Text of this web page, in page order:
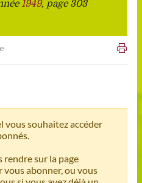
1949, page 303
vous souhaitez accéder
rendre sur la page
abonner, ou vous